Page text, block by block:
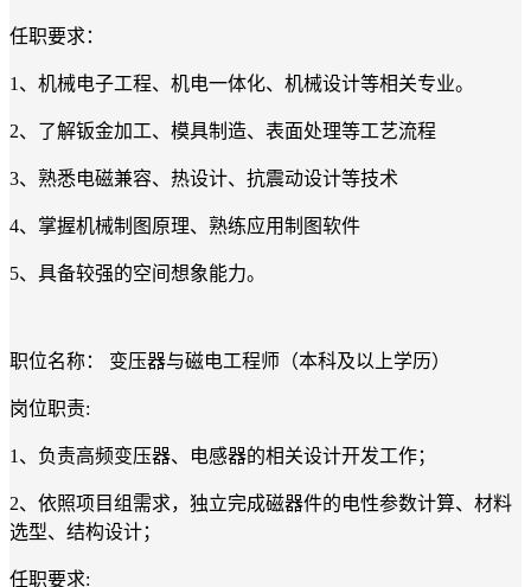
任职要求：
1、机械电子工程、机电一体化、机械设计等相关专业。
2、了解钣金加工、模具制造、表面处理等工艺流程
3、熟悉电磁兼容、热设计、抗震动设计等技术
4、掌握机械制图原理、熟练应用制图软件
5、具备较强的空间想象能力。
职位名称： 变压器与磁电工程师（本科及以上学历）
岗位职责:
1、负责高频变压器、电感器的相关设计开发工作；
2、依照项目组需求，独立完成磁器件的电性参数计算、材料
选型、结构设计；
任职要求: